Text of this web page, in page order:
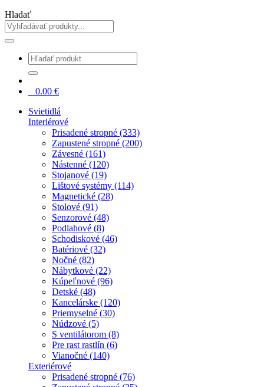
Hladať
0.00 €
Svietidlá
Interiérové
Prisadené stropné (333)
Zapustené stropné (200)
Závesné (161)
Nástenné (120)
Stojanové (19)
Lištové systémy (114)
Magnetické (28)
Stolové (91)
Senzorové (48)
Podlahové (8)
Schodiskové (46)
Batériové (32)
Nočné (82)
Nábytkové (22)
Kúpeľnové (96)
Detské (48)
Kancelárske (120)
Priemyselné (30)
Núdzové (5)
S ventilátorom (8)
Pre rast rastlín (6)
Vianočné (140)
Exteriérové
Prisadené stropné (76)